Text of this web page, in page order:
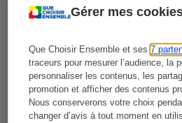
Gérer mes
Que Choisir Ensemble et ses7
traceurs pour mesurer l’audience, la
personnaliser les contenus, les
promotion et afficher des contenus
Nous conserverons votre choix
changer d’avis à tout moment en